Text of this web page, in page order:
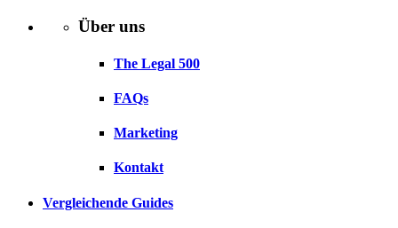
Über uns
The Legal 500
FAQs
Marketing
Kontakt
Vergleichende Guides